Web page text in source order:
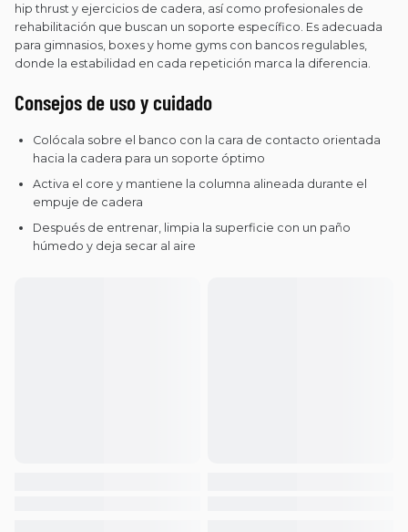
hip thrust y ejercicios de cadera, así como profesionales de
rehabilitación que buscan un soporte específico. Es adecuada
para gimnasios, boxes y home gyms con bancos regulables,
donde la estabilidad en cada repetición marca la diferencia.
Consejos de uso y cuidado
Colócala sobre el banco con la cara de contacto orientada
hacia la cadera para un soporte óptimo
Activa el core y mantiene la columna alineada durante el
empuje de cadera
Después de entrenar, limpia la superficie con un paño
húmedo y deja secar al aire